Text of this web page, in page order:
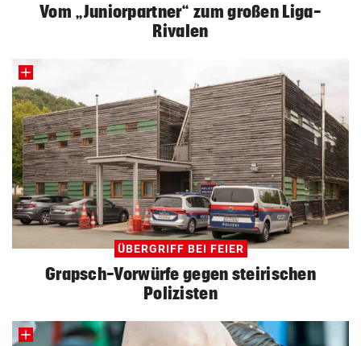
Vom „Juniorpartner“ zum großen Liga-
Rivalen
ÜBERGRIFF BEI FEIER
Grapsch-Vorwürfe gegen steirischen
Polizisten